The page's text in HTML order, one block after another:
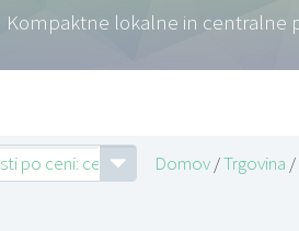
Kompaktne lokalne in centralne
po ceni: cenejši najprej
Domov/Trgovina /